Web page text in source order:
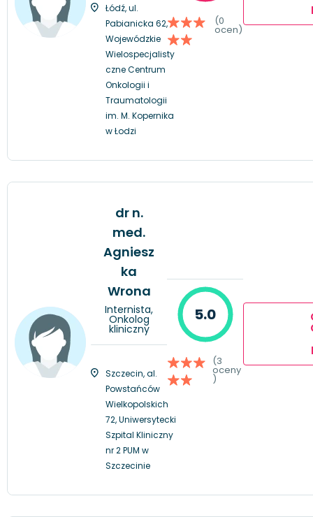
Łódź, ul.
Pabianicka 62,
Wojewódzkie
Wielospecjalisty
czne Centrum
Onkologii i
Traumatologii
im. M. Kopernika
w Łodzi
(0
ocen)
dr n.
med.
Agniesz
ka
Wrona
Internista,
Onkolog
kliniczny
Szczecin, al.
Powstańców
Wielkopolskich
72, Uniwersytecki
Szpital Kliniczny
nr 2 PUM w
Szczecinie
5.0
(3
oceny
)